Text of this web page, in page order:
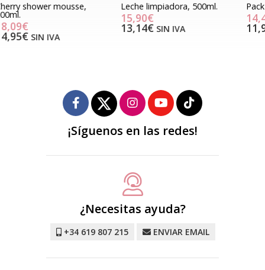
Leche limpiadora, 500ml.
15,90€
13,14€
Pack limpieza facial Manzanilla
14,46€
11,95€ SIN IVA
¡Síguenos en las redes!
¿Necesitas ayuda?
+34 619 807 215 ENVIAR EMAIL